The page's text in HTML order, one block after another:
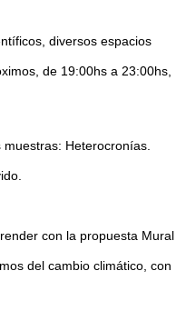
diversos espacios
de 19:00hs a 23:00hs,
Heterocronías.
con la propuesta Mural
del cambio climático, con